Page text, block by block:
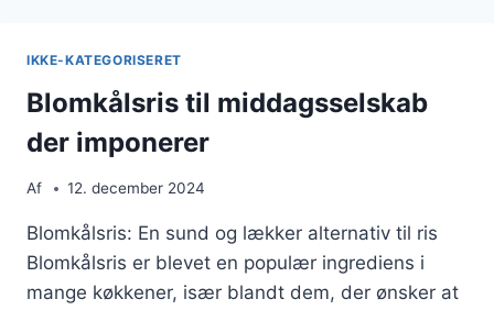
IKKE-KATEGORISERET
Blomkålsris til middagsselskab
der imponerer
Af 12. december 2024
Blomkålsris: En sund og lækker alternativ til ris
Blomkålsris er blevet en populær ingrediens i
mange køkkener, især blandt dem, der ønsker at